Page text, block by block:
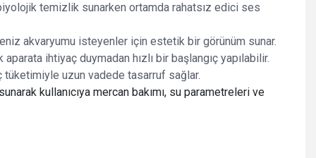
temizlik sunarken ortamda rahatsız edici ses
akvaryumu isteyenler için estetik bir görünüm sunar.
ihtiyaç duymadan hızlı bir başlangıç yapılabilir.
uzun vadede tasarruf sağlar.
kullanıcıya mercan bakımı, su parametreleri ve